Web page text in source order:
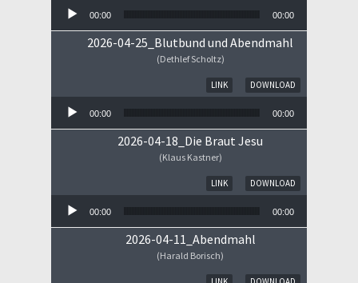
00:00 00:00
2026-04-25_Blutbund und Abendmahl
(Dethlef Scholtz)
DOWNLOAD
LINK
00:00 00:00
2026-04-18_Die Braut Jesu
(Klaus Kastner)
DOWNLOAD
LINK
00:00 00:00
2026-04-11_Abendmahl
(Harald Borisch)